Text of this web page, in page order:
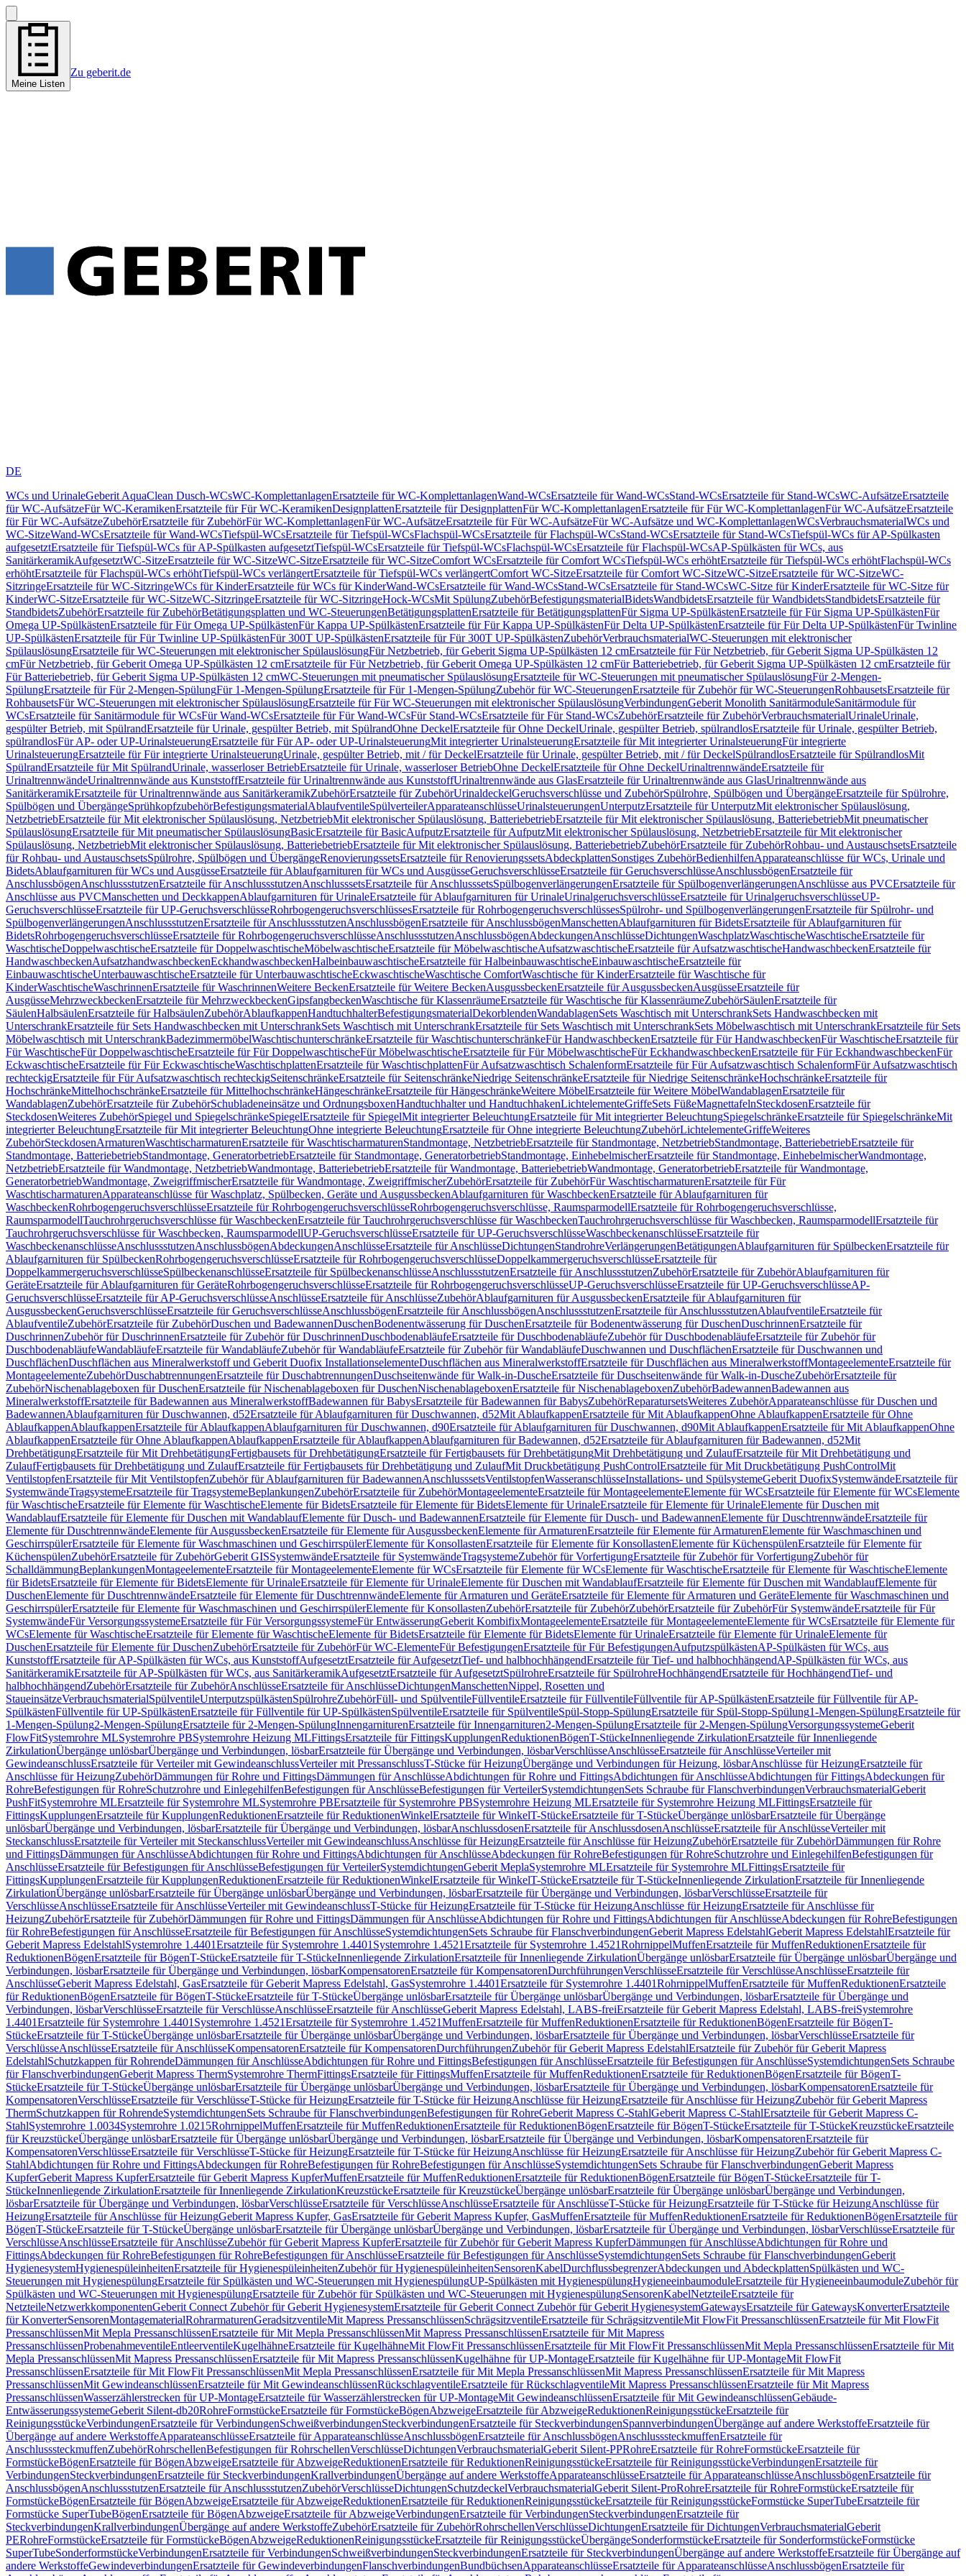
Meine Listen
Zu geberit.de
DE
WCs und UrinaleGeberit AquaClean Dusch-WCsWC-KomplettanlagenErsatzteile für WC-KomplettanlagenWand-WCsErsatzteile für Wand-WCsStand-WCsErsatzteile für Stand-WCsWC-AufsätzeErsatzteile
für WC-AufsätzeFür WC-KeramikenErsatzteile für Für WC-KeramikenDesignplattenErsatzteile für DesignplattenFür WC-KomplettanlagenErsatzteile für Für WC-KomplettanlagenFür WC-AufsätzeErsatzteile
für Für WC-AufsätzeZubehörErsatzteile für ZubehörFür WC-KomplettanlagenFür WC-AufsätzeErsatzteile für Für WC-AufsätzeFür WC-Aufsätze und WC-KomplettanlagenWCsVerbrauchsmaterialWCs und
WC-SitzeWand-WCsErsatzteile für Wand-WCsTiefspül-WCsErsatzteile für Tiefspül-WCsFlachspül-WCsErsatzteile für Flachspül-WCsStand-WCsErsatzteile für Stand-WCsTiefspül-WCs für AP-Spülkasten
aufgesetztErsatzteile für Tiefspül-WCs für AP-Spülkasten aufgesetztTiefspül-WCsErsatzteile für Tiefspül-WCsFlachspül-WCsErsatzteile für Flachspül-WCsAP-Spülkästen für WCs, aus
SanitärkeramikAufgesetztWC-SitzeErsatzteile für WC-SitzeWC-SitzeErsatzteile für WC-SitzeComfort WCsErsatzteile für Comfort WCsTiefspül-WCs erhöhtErsatzteile für Tiefspül-WCs erhöhtFlachspül-WCs
erhöhtErsatzteile für Flachspül-WCs erhöhtTiefspül-WCs verlängertErsatzteile für Tiefspül-WCs verlängertComfort WC-SitzeErsatzteile für Comfort WC-SitzeWC-SitzeErsatzteile für WC-SitzeWC-
SitzringeErsatzteile für WC-SitzringeWCs für KinderErsatzteile für WCs für KinderWand-WCsErsatzteile für Wand-WCsStand-WCsErsatzteile für Stand-WCsWC-Sitze für KinderErsatzteile für WC-Sitze für
KinderWC-SitzeErsatzteile für WC-SitzeWC-SitzringeErsatzteile für WC-SitzringeHock-WCsMit SpülungZubehörBefestigungsmaterialBidetsWandbidetsErsatzteile für WandbidetsStandbidetsErsatzteile für
StandbidetsZubehörErsatzteile für ZubehörBetätigungsplatten und WC-SteuerungenBetätigungsplattenErsatzteile für BetätigungsplattenFür Sigma UP-SpülkästenErsatzteile für Für Sigma UP-SpülkästenFür
Omega UP-SpülkästenErsatzteile für Für Omega UP-SpülkästenFür Kappa UP-SpülkästenErsatzteile für Für Kappa UP-SpülkästenFür Delta UP-SpülkästenErsatzteile für Für Delta UP-SpülkästenFür Twinline
UP-SpülkästenErsatzteile für Für Twinline UP-SpülkästenFür 300T UP-SpülkästenErsatzteile für Für 300T UP-SpülkästenZubehörVerbrauchsmaterialWC-Steuerungen mit elektronischer
SpülauslösungErsatzteile für WC-Steuerungen mit elektronischer SpülauslösungFür Netzbetrieb, für Geberit Sigma UP-Spülkästen 12 cmErsatzteile für Für Netzbetrieb, für Geberit Sigma UP-Spülkästen 12
cmFür Netzbetrieb, für Geberit Omega UP-Spülkästen 12 cmErsatzteile für Für Netzbetrieb, für Geberit Omega UP-Spülkästen 12 cmFür Batteriebetrieb, für Geberit Sigma UP-Spülkästen 12 cmErsatzteile für
Für Batteriebetrieb, für Geberit Sigma UP-Spülkästen 12 cmWC-Steuerungen mit pneumatischer SpülauslösungErsatzteile für WC-Steuerungen mit pneumatischer SpülauslösungFür 2-Mengen-
SpülungErsatzteile für Für 2-Mengen-SpülungFür 1-Mengen-SpülungErsatzteile für Für 1-Mengen-SpülungZubehör für WC-SteuerungenErsatzteile für Zubehör für WC-SteuerungenRohbausetsErsatzteile für
RohbausetsFür WC-Steuerungen mit elektronischer SpülauslösungErsatzteile für Für WC-Steuerungen mit elektronischer SpülauslösungVerbindungenGeberit Monolith SanitärmoduleSanitärmodule für
WCsErsatzteile für Sanitärmodule für WCsFür Wand-WCsErsatzteile für Für Wand-WCsFür Stand-WCsErsatzteile für Für Stand-WCsZubehörErsatzteile für ZubehörVerbrauchsmaterialUrinaleUrinale,
gespülter Betrieb, mit SpülrandErsatzteile für Urinale, gespülter Betrieb, mit SpülrandOhne DeckelErsatzteile für Ohne DeckelUrinale, gespülter Betrieb, spülrandlosErsatzteile für Urinale, gespülter Betrieb,
spülrandlosFür AP- oder UP-UrinalsteuerungErsatzteile für Für AP- oder UP-UrinalsteuerungMit integrierter UrinalsteuerungErsatzteile für Mit integrierter UrinalsteuerungFür integrierte
UrinalsteuerungErsatzteile für Für integrierte UrinalsteuerungUrinale, gespülter Betrieb, mit / für DeckelErsatzteile für Urinale, gespülter Betrieb, mit / für DeckelSpülrandlosErsatzteile für SpülrandlosMit
SpülrandErsatzteile für Mit SpülrandUrinale, wasserloser BetriebErsatzteile für Urinale, wasserloser BetriebOhne DeckelErsatzteile für Ohne DeckelUrinaltrennwändeErsatzteile für
UrinaltrennwändeUrinaltrennwände aus KunststoffErsatzteile für Urinaltrennwände aus KunststoffUrinaltrennwände aus GlasErsatzteile für Urinaltrennwände aus GlasUrinaltrennwände aus
SanitärkeramikErsatzteile für Urinaltrennwände aus SanitärkeramikZubehörErsatzteile für ZubehörUrinaldeckelGeruchsverschlüsse und ZubehörSpülrohre, Spülbögen und ÜbergängeErsatzteile für Spülrohre,
Spülbögen und ÜbergängeSprühkopfzubehörBefestigungsmaterialAblaufventileSpülverteilerApparateanschlüsseUrinalsteuerungenUnterputzErsatzteile für UnterputzMit elektronischer Spülauslösung,
NetzbetriebErsatzteile für Mit elektronischer Spülauslösung, NetzbetriebMit elektronischer Spülauslösung, BatteriebetriebErsatzteile für Mit elektronischer Spülauslösung, BatteriebetriebMit pneumatischer
SpülauslösungErsatzteile für Mit pneumatischer SpülauslösungBasicErsatzteile für BasicAufputzErsatzteile für AufputzMit elektronischer Spülauslösung, NetzbetriebErsatzteile für Mit elektronischer
Spülauslösung, NetzbetriebMit elektronischer Spülauslösung, BatteriebetriebErsatzteile für Mit elektronischer Spülauslösung, BatteriebetriebZubehörErsatzteile für ZubehörRohbau- und AustauschsetsErsatzteile
für Rohbau- und AustauschsetsSpülrohre, Spülbögen und ÜbergängeRenovierungssetsErsatzteile für RenovierungssetsAbdeckplattenSonstiges ZubehörBedienhilfenApparateanschlüsse für WCs, Urinale und
BidetsAblaufgarnituren für WCs und AusgüsseErsatzteile für Ablaufgarnituren für WCs und AusgüsseGeruchsverschlüsseErsatzteile für GeruchsverschlüsseAnschlussbögenErsatzteile für
AnschlussbögenAnschlussstutzenErsatzteile für AnschlussstutzenAnschlusssetsErsatzteile für AnschlusssetsSpülbogenverlängerungenErsatzteile für SpülbogenverlängerungenAnschlüsse aus PVCErsatzteile für
Anschlüsse aus PVCManschetten und DeckkappenAblaufgarnituren für UrinaleErsatzteile für Ablaufgarnituren für UrinaleUrinalgeruchsverschlüsseErsatzteile für UrinalgeruchsverschlüsseUP-
GeruchsverschlüsseErsatzteile für UP-GeruchsverschlüsseRohrbogengeruchsverschlüssesErsatzteile für RohrbogengeruchsverschlüssesSpülrohr- und SpülbogenverlängerungenErsatzteile für Spülrohr- und
SpülbogenverlängerungenAnschlussstutzenErsatzteile für AnschlussstutzenAnschlussbögenErsatzteile für AnschlussbögenManschettenAblaufgarnituren für BidetsErsatzteile für Ablaufgarnituren für
BidetsRohrbogengeruchsverschlüsseErsatzteile für RohrbogengeruchsverschlüsseAnschlussstutzenAnschlussbögenAbdeckungenAnschlüsseDichtungenWaschplatzWaschtischeWaschtischeErsatzteile für
WaschtischeDoppelwaschtischeErsatzteile für DoppelwaschtischeMöbelwaschtischeErsatzteile für MöbelwaschtischeAufsatzwaschtischeErsatzteile für AufsatzwaschtischeHandwaschbeckenErsatzteile für
HandwaschbeckenAufsatzhandwaschbeckenEckhandwaschbeckenHalbeinbauwaschtischeErsatzteile für HalbeinbauwaschtischeEinbauwaschtischeErsatzteile für
EinbauwaschtischeUnterbauwaschtischeErsatzteile für UnterbauwaschtischeEckwaschtischeWaschtische ComfortWaschtische für KinderErsatzteile für Waschtische für
KinderWaschtischeWaschrinnenErsatzteile für WaschrinnenWeitere BeckenErsatzteile für Weitere BeckenAusgussbeckenErsatzteile für AusgussbeckenAusgüsseErsatzteile für
AusgüsseMehrzweckbeckenErsatzteile für MehrzweckbeckenGipsfangbeckenWaschtische für KlassenräumeErsatzteile für Waschtische für KlassenräumeZubehörSäulenErsatzteile für
SäulenHalbsäulenErsatzteile für HalbsäulenZubehörAblaufkappenHandtuchhalterBefestigungsmaterialDekorblendenWandablagenSets Waschtisch mit UnterschrankSets Handwaschbecken mit
UnterschrankErsatzteile für Sets Handwaschbecken mit UnterschrankSets Waschtisch mit UnterschrankErsatzteile für Sets Waschtisch mit UnterschrankSets Möbelwaschtisch mit UnterschrankErsatzteile für Sets
Möbelwaschtisch mit UnterschrankBadezimmermöbelWaschtischunterschränkeErsatzteile für WaschtischunterschränkeFür HandwaschbeckenErsatzteile für Für HandwaschbeckenFür WaschtischeErsatzteile für
Für WaschtischeFür DoppelwaschtischeErsatzteile für Für DoppelwaschtischeFür MöbelwaschtischeErsatzteile für Für MöbelwaschtischeFür EckhandwaschbeckenErsatzteile für Für EckhandwaschbeckenFür
EckwaschtischeErsatzteile für Für EckwaschtischeWaschtischplattenErsatzteile für WaschtischplattenFür Aufsatzwaschtisch SchalenformErsatzteile für Für Aufsatzwaschtisch SchalenformFür Aufsatzwaschtisch
rechteckigErsatzteile für Für Aufsatzwaschtisch rechteckigSeitenschränkeErsatzteile für SeitenschränkeNiedrige SeitenschränkeErsatzteile für Niedrige SeitenschränkeHochschränkeErsatzteile für
HochschränkeMittelhochschränkeErsatzteile für MittelhochschränkeHängeschränkeErsatzteile für HängeschränkeWeitere MöbelErsatzteile für Weitere MöbelWandablagenErsatzteile für
WandablagenZubehörErsatzteile für ZubehörSchubladeneinsätze und OrdnungsboxenHandtuchhalter und HandtuchhakenLichtelementeGriffeSets FüßeMagnettafelnSteckdosenErsatzteile für
SteckdosenWeiteres ZubehörSpiegel und SpiegelschränkeSpiegelErsatzteile für SpiegelMit integrierter BeleuchtungErsatzteile für Mit integrierter BeleuchtungSpiegelschränkeErsatzteile für SpiegelschränkeMit
integrierter BeleuchtungErsatzteile für Mit integrierter BeleuchtungOhne integrierte BeleuchtungErsatzteile für Ohne integrierte BeleuchtungZubehörLichtelementeGriffeWeiteres
ZubehörSteckdosenArmaturenWaschtischarmaturenErsatzteile für WaschtischarmaturenStandmontage, NetzbetriebErsatzteile für Standmontage, NetzbetriebStandmontage, BatteriebetriebErsatzteile für
Standmontage, BatteriebetriebStandmontage, GeneratorbetriebErsatzteile für Standmontage, GeneratorbetriebStandmontage, EinhebelmischerErsatzteile für Standmontage, EinhebelmischerWandmontage,
NetzbetriebErsatzteile für Wandmontage, NetzbetriebWandmontage, BatteriebetriebErsatzteile für Wandmontage, BatteriebetriebWandmontage, GeneratorbetriebErsatzteile für Wandmontage,
GeneratorbetriebWandmontage, ZweigriffmischerErsatzteile für Wandmontage, ZweigriffmischerZubehörErsatzteile für ZubehörFür WaschtischarmaturenErsatzteile für Für
WaschtischarmaturenApparateanschlüsse für Waschplatz, Spülbecken, Geräte und AusgussbeckenAblaufgarnituren für WaschbeckenErsatzteile für Ablaufgarnituren für
WaschbeckenRohrbogengeruchsverschlüsseErsatzteile für RohrbogengeruchsverschlüsseRohrbogengeruchsverschlüsse, RaumsparmodellErsatzteile für Rohrbogengeruchsverschlüsse,
RaumsparmodellTauchrohrgeruchsverschlüsse für WaschbeckenErsatzteile für Tauchrohrgeruchsverschlüsse für WaschbeckenTauchrohrgeruchsverschlüsse für Waschbecken, RaumsparmodellErsatzteile für
Tauchrohrgeruchsverschlüsse für Waschbecken, RaumsparmodellUP-GeruchsverschlüsseErsatzteile für UP-GeruchsverschlüsseWaschbeckenanschlüsseErsatzteile für
WaschbeckenanschlüsseAnschlussstutzenAnschlussbögenAbdeckungenAnschlüsseErsatzteile für AnschlüsseDichtungenStandrohreVerlängerungenBetätigungenAblaufgarnituren für SpülbeckenErsatzteile für
Ablaufgarnituren für SpülbeckenRohrbogengeruchsverschlüsseErsatzteile für RohrbogengeruchsverschlüsseDoppelkammergeruchsverschlüsseErsatzteile für
DoppelkammergeruchsverschlüsseSpülbeckenanschlüsseErsatzteile für SpülbeckenanschlüsseAnschlussstutzenErsatzteile für AnschlussstutzenZubehörErsatzteile für ZubehörAblaufgarnituren für
GeräteErsatzteile für Ablaufgarnituren für GeräteRohrbogengeruchsverschlüsseErsatzteile für RohrbogengeruchsverschlüsseUP-GeruchsverschlüsseErsatzteile für UP-GeruchsverschlüsseAP-
GeruchsverschlüsseErsatzteile für AP-GeruchsverschlüsseAnschlüsseErsatzteile für AnschlüsseZubehörAblaufgarnituren für AusgussbeckenErsatzteile für Ablaufgarnituren für
AusgussbeckenGeruchsverschlüsseErsatzteile für GeruchsverschlüsseAnschlussbögenErsatzteile für AnschlussbögenAnschlussstutzenErsatzteile für AnschlussstutzenAblaufventileErsatzteile für
AblaufventileZubehörErsatzteile für ZubehörDuschen und BadewannenDuschenBodenentwässerung für DuschenErsatzteile für Bodenentwässerung für DuschenDuschrinnenErsatzteile für
DuschrinnenZubehör für DuschrinnenErsatzteile für Zubehör für DuschrinnenDuschbodenabläufeErsatzteile für DuschbodenabläufeZubehör für DuschbodenabläufeErsatzteile für Zubehör für
DuschbodenabläufeWandabläufeErsatzteile für WandabläufeZubehör für WandabläufeErsatzteile für Zubehör für WandabläufeDuschwannen und DuschflächenErsatzteile für Duschwannen und
DuschflächenDuschflächen aus Mineralwerkstoff und Geberit Duofix InstallationselementeDuschflächen aus MineralwerkstoffErsatzteile für Duschflächen aus MineralwerkstoffMontageelementeErsatzteile für
MontageelementeZubehörDuschabtrennungenErsatzteile für DuschabtrennungenDuschseitenwände für Walk-in-DuscheErsatzteile für Duschseitenwände für Walk-in-DuscheZubehörErsatzteile für
ZubehörNischenablageboxen für DuschenErsatzteile für Nischenablageboxen für DuschenNischenablageboxenErsatzteile für NischenablageboxenZubehörBadewannenBadewannen aus
MineralwerkstoffErsatzteile für Badewannen aus MineralwerkstoffBadewannen für BabysErsatzteile für Badewannen für BabysZubehörReparatursetsWeiteres ZubehörApparateanschlüsse für Duschen und
BadewannenAblaufgarnituren für Duschwannen, d52Ersatzteile für Ablaufgarnituren für Duschwannen, d52Mit AblaufkappenErsatzteile für Mit AblaufkappenOhne AblaufkappenErsatzteile für Ohne
AblaufkappenAblaufkappenErsatzteile für AblaufkappenAblaufgarnituren für Duschwannen, d90Ersatzteile für Ablaufgarnituren für Duschwannen, d90Mit AblaufkappenErsatzteile für Mit AblaufkappenOhne
AblaufkappenErsatzteile für Ohne AblaufkappenAblaufkappenErsatzteile für AblaufkappenAblaufgarnituren für Badewannen, d52Ersatzteile für Ablaufgarnituren für Badewannen, d52Mit
DrehbetätigungErsatzteile für Mit DrehbetätigungFertigbausets für DrehbetätigungErsatzteile für Fertigbausets für DrehbetätigungMit Drehbetätigung und ZulaufErsatzteile für Mit Drehbetätigung und
ZulaufFertigbausets für Drehbetätigung und ZulaufErsatzteile für Fertigbausets für Drehbetätigung und ZulaufMit Druckbetätigung PushControlErsatzteile für Mit Druckbetätigung PushControlMit
VentilstopfenErsatzteile für Mit VentilstopfenZubehör für Ablaufgarnituren für BadewannenAnschlusssetsVentilstopfenWasseranschlüsseInstallations- und SpülsystemeGeberit DuofixSystemwändeErsatzteile für
SystemwändeTragsystemeErsatzteile für TragsystemeBeplankungenZubehörErsatzteile für ZubehörMontageelementeErsatzteile für MontageelementeElemente für WCsErsatzteile für Elemente für WCsElemente
für WaschtischeErsatzteile für Elemente für WaschtischeElemente für BidetsErsatzteile für Elemente für BidetsElemente für UrinaleErsatzteile für Elemente für UrinaleElemente für Duschen mit
WandablaufErsatzteile für Elemente für Duschen mit WandablaufElemente für Dusch- und BadewannenErsatzteile für Elemente für Dusch- und BadewannenElemente für DuschtrennwändeErsatzteile für
Elemente für DuschtrennwändeElemente für AusgussbeckenErsatzteile für Elemente für AusgussbeckenElemente für ArmaturenErsatzteile für Elemente für ArmaturenElemente für Waschmaschinen und
GeschirrspülerErsatzteile für Elemente für Waschmaschinen und GeschirrspülerElemente für KonsollastenErsatzteile für Elemente für KonsollastenElemente für KüchenspülenErsatzteile für Elemente für
KüchenspülenZubehörErsatzteile für ZubehörGeberit GISSystemwändeErsatzteile für SystemwändeTragsystemeZubehör für VorfertigungErsatzteile für Zubehör für VorfertigungZubehör für
SchalldämmungBeplankungenMontageelementeErsatzteile für MontageelementeElemente für WCsErsatzteile für Elemente für WCsElemente für WaschtischeErsatzteile für Elemente für WaschtischeElemente
für BidetsErsatzteile für Elemente für BidetsElemente für UrinaleErsatzteile für Elemente für UrinaleElemente für Duschen mit WandablaufErsatzteile für Elemente für Duschen mit WandablaufElemente für
DuschenElemente für DuschtrennwändeErsatzteile für Elemente für DuschtrennwändeElemente für Armaturen und GeräteErsatzteile für Elemente für Armaturen und GeräteElemente für Waschmaschinen und
GeschirrspülerErsatzteile für Elemente für Waschmaschinen und GeschirrspülerElemente für KonsollastenZubehörErsatzteile für ZubehörZubehörErsatzteile für ZubehörFür SystemwändeErsatzteile für Für
SystemwändeFür VersorgungssystemeErsatzteile für Für VersorgungssystemeFür EntwässerungGeberit KombifixMontageelementeErsatzteile für MontageelementeElemente für WCsErsatzteile für Elemente für
WCsElemente für WaschtischeErsatzteile für Elemente für WaschtischeElemente für BidetsErsatzteile für Elemente für BidetsElemente für UrinaleErsatzteile für Elemente für UrinaleElemente für
DuschenErsatzteile für Elemente für DuschenZubehörErsatzteile für ZubehörFür WC-ElementeFür BefestigungenErsatzteile für Für BefestigungenAufputzspülkästenAP-Spülkästen für WCs, aus
KunststoffErsatzteile für AP-Spülkästen für WCs, aus KunststoffAufgesetztErsatzteile für AufgesetztTief- und halbhochhängendErsatzteile für Tief- und halbhochhängendAP-Spülkästen für WCs, aus
SanitärkeramikErsatzteile für AP-Spülkästen für WCs, aus SanitärkeramikAufgesetztErsatzteile für AufgesetztSpülrohreErsatzteile für SpülrohreHochhängendErsatzteile für HochhängendTief- und
halbhochhängendZubehörErsatzteile für ZubehörAnschlüsseErsatzteile für AnschlüsseDichtungenManschettenNippel, Rosetten und
StaueinsätzeVerbrauchsmaterialSpülventileUnterputzspülkästenSpülrohreZubehörFüll- und SpülventileFüllventileErsatzteile für FüllventileFüllventile für AP-SpülkästenErsatzteile für Füllventile für AP-
SpülkästenFüllventile für UP-SpülkästenErsatzteile für Füllventile für UP-SpülkästenSpülventileErsatzteile für SpülventileSpül-Stopp-SpülungErsatzteile für Spül-Stopp-Spülung1-Mengen-SpülungErsatzteile für
1-Mengen-Spülung2-Mengen-SpülungErsatzteile für 2-Mengen-SpülungInnengarniturenErsatzteile für Innengarnituren2-Mengen-SpülungErsatzteile für 2-Mengen-SpülungVersorgungssystemeGeberit
FlowFitSystemrohre MLSystemrohre PBSystemrohre Heizung MLFittingsErsatzteile für FittingsKupplungenReduktionenBögenT-StückeInnenliegende ZirkulationErsatzteile für Innenliegende
ZirkulationÜbergänge unlösbarÜbergänge und Verbindungen, lösbarErsatzteile für Übergänge und Verbindungen, lösbarVerschlüsseAnschlüsseErsatzteile für AnschlüsseVerteiler mit
GewindeanschlussErsatzteile für Verteiler mit GewindeanschlussVerteiler mit PressanschlussT-Stücke für HeizungÜbergänge und Verbindungen für Heizung, lösbarAnschlüsse für HeizungErsatzteile für
Anschlüsse für HeizungZubehörDämmungen für Rohre und FittingsDämmungen für AnschlüsseAbdichtungen für Rohre und FittingsAbdichtungen für AnschlüsseAbdichtungen für FittingsAbdeckungen für
RohreBefestigungen für RohreSchutzrohre und EinlegehilfenBefestigungen für AnschlüsseBefestigungen für VerteilerSystemdichtungenSets Schraube für FlanschverbindungenVerbrauchsmaterialGeberit
PushFitSystemrohre MLErsatzteile für Systemrohre MLSystemrohre PBErsatzteile für Systemrohre PBSystemrohre Heizung MLErsatzteile für Systemrohre Heizung MLFittingsErsatzteile für
FittingsKupplungenErsatzteile für KupplungenReduktionenErsatzteile für ReduktionenWinkelErsatzteile für WinkelT-StückeErsatzteile für T-StückeÜbergänge unlösbarErsatzteile für Übergänge
unlösbarÜbergänge und Verbindungen, lösbarErsatzteile für Übergänge und Verbindungen, lösbarAnschlussdosenErsatzteile für AnschlussdosenAnschlüsseErsatzteile für AnschlüsseVerteiler mit
SteckanschlussErsatzteile für Verteiler mit SteckanschlussVerteiler mit GewindeanschlussAnschlüsse für HeizungErsatzteile für Anschlüsse für HeizungZubehörErsatzteile für ZubehörDämmungen für Rohre
und FittingsDämmungen für AnschlüsseAbdichtungen für Rohre und FittingsAbdichtungen für AnschlüsseAbdeckungen für RohreBefestigungen für RohreSchutzrohre und EinlegehilfenBefestigungen für
AnschlüsseErsatzteile für Befestigungen für AnschlüsseBefestigungen für VerteilerSystemdichtungenGeberit MeplaSystemrohre MLErsatzteile für Systemrohre MLFittingsErsatzteile für
FittingsKupplungenErsatzteile für KupplungenReduktionenErsatzteile für ReduktionenWinkelErsatzteile für WinkelT-StückeErsatzteile für T-StückeInnenliegende ZirkulationErsatzteile für Innenliegende
ZirkulationÜbergänge unlösbarErsatzteile für Übergänge unlösbarÜbergänge und Verbindungen, lösbarErsatzteile für Übergänge und Verbindungen, lösbarVerschlüsseErsatzteile für
VerschlüsseAnschlüsseErsatzteile für AnschlüsseVerteiler mit GewindeanschlussT-Stücke für HeizungErsatzteile für T-Stücke für HeizungAnschlüsse für HeizungErsatzteile für Anschlüsse für
HeizungZubehörErsatzteile für ZubehörDämmungen für Rohre und FittingsDämmungen für AnschlüsseAbdichtungen für Rohre und FittingsAbdichtungen für AnschlüsseAbdeckungen für RohreBefestigungen
für RohreBefestigungen für AnschlüsseErsatzteile für Befestigungen für AnschlüsseSystemdichtungenSets Schraube für FlanschverbindungenGeberit Mapress EdelstahlGeberit Mapress EdelstahlErsatzteile für
Geberit Mapress EdelstahlSystemrohre 1.4401Ersatzteile für Systemrohre 1.4401 Systemrohre 1.4521Ersatzteile für Systemrohre 1.4521RohrnippelMuffenErsatzteile für MuffenReduktionenErsatzteile für
ReduktionenBögenErsatzteile für BögenT-StückeErsatzteile für T-StückeInnenliegende ZirkulationErsatzteile für Innenliegende ZirkulationÜbergänge unlösbarErsatzteile für Übergänge unlösbarÜbergänge und
Verbindungen, lösbarErsatzteile für Übergänge und Verbindungen, lösbarKompensatorenErsatzteile für KompensatorenDurchführungenVerschlüsseErsatzteile für VerschlüsseAnschlüsseErsatzteile für
AnschlüsseGeberit Mapress Edelstahl, GasErsatzteile für Geberit Mapress Edelstahl, GasSystemrohre 1.4401Ersatzteile für Systemrohre 1.4401RohrnippelMuffenErsatzteile für MuffenReduktionenErsatzteile
für ReduktionenBögenErsatzteile für BögenT-StückeErsatzteile für T-StückeÜbergänge unlösbarErsatzteile für Übergänge unlösbarÜbergänge und Verbindungen, lösbarErsatzteile für Übergänge und
Verbindungen, lösbarVerschlüsseErsatzteile für VerschlüsseAnschlüsseErsatzteile für AnschlüsseGeberit Mapress Edelstahl, LABS-freiErsatzteile für Geberit Mapress Edelstahl, LABS-freiSystemrohre
1.4401Ersatzteile für Systemrohre 1.4401 Systemrohre 1.4521Ersatzteile für Systemrohre 1.4521MuffenErsatzteile für MuffenReduktionenErsatzteile für ReduktionenBögenErsatzteile für BögenT-
StückeErsatzteile für T-StückeÜbergänge unlösbarErsatzteile für Übergänge unlösbarÜbergänge und Verbindungen, lösbarErsatzteile für Übergänge und Verbindungen, lösbarVerschlüsseErsatzteile für
VerschlüsseAnschlüsseErsatzteile für AnschlüsseKompensatorenErsatzteile für KompensatorenDurchführungenZubehör für Geberit Mapress EdelstahlErsatzteile für Zubehör für Geberit Mapress
EdelstahlSchutzkappen für RohrendeDämmungen für AnschlüsseAbdichtungen für Rohre und FittingsBefestigungen für AnschlüsseErsatzteile für Befestigungen für AnschlüsseSystemdichtungenSets Schraube
für FlanschverbindungenGeberit Mapress ThermSystemrohre ThermFittingsErsatzteile für FittingsMuffenErsatzteile für MuffenReduktionenErsatzteile für ReduktionenBögenErsatzteile für BögenT-
StückeErsatzteile für T-StückeÜbergänge unlösbarErsatzteile für Übergänge unlösbarÜbergänge und Verbindungen, lösbarErsatzteile für Übergänge und Verbindungen, lösbarKompensatorenErsatzteile für
KompensatorenVerschlüsseErsatzteile für VerschlüsseT-Stücke für HeizungErsatzteile für T-Stücke für HeizungAnschlüsse für HeizungErsatzteile für Anschlüsse für HeizungZubehör für Geberit Mapress
ThermSchutzkappen für RohrendeSystemdichtungenSets Schraube für FlanschverbindungenBefestigungen für RohreGeberit Mapress C-StahlGeberit Mapress C-StahlErsatzteile für Geberit Mapress C-
StahlSystemrohre 1.0034Systemrohre 1.0215RohrnippelMuffenErsatzteile für MuffenReduktionenErsatzteile für ReduktionenBögenErsatzteile für BögenT-StückeErsatzteile für T-StückeKreuzstückeErsatzteile
für KreuzstückeÜbergänge unlösbarErsatzteile für Übergänge unlösbarÜbergänge und Verbindungen, lösbarErsatzteile für Übergänge und Verbindungen, lösbarKompensatorenErsatzteile für
KompensatorenVerschlüsseErsatzteile für VerschlüsseT-Stücke für HeizungErsatzteile für T-Stücke für HeizungAnschlüsse für HeizungErsatzteile für Anschlüsse für HeizungZubehör für Geberit Mapress C-
StahlAbdichtungen für Rohre und FittingsAbdeckungen für RohreBefestigungen für RohreBefestigungen für AnschlüsseSystemdichtungenSets Schraube für FlanschverbindungenGeberit Mapress
KupferGeberit Mapress KupferErsatzteile für Geberit Mapress KupferMuffenErsatzteile für MuffenReduktionenErsatzteile für ReduktionenBögenErsatzteile für BögenT-StückeErsatzteile für T-
StückeInnenliegende ZirkulationErsatzteile für Innenliegende ZirkulationKreuzstückeErsatzteile für KreuzstückeÜbergänge unlösbarErsatzteile für Übergänge unlösbarÜbergänge und Verbindungen,
lösbarErsatzteile für Übergänge und Verbindungen, lösbarVerschlüsseErsatzteile für VerschlüsseAnschlüsseErsatzteile für AnschlüsseT-Stücke für HeizungErsatzteile für T-Stücke für HeizungAnschlüsse für
HeizungErsatzteile für Anschlüsse für HeizungGeberit Mapress Kupfer, GasErsatzteile für Geberit Mapress Kupfer, GasMuffenErsatzteile für MuffenReduktionenErsatzteile für ReduktionenBögenErsatzteile für
BögenT-StückeErsatzteile für T-StückeÜbergänge unlösbarErsatzteile für Übergänge unlösbarÜbergänge und Verbindungen, lösbarErsatzteile für Übergänge und Verbindungen, lösbarVerschlüsseErsatzteile für
VerschlüsseAnschlüsseErsatzteile für AnschlüsseZubehör für Geberit Mapress KupferErsatzteile für Zubehör für Geberit Mapress KupferDämmungen für AnschlüsseAbdichtungen für Rohre und
FittingsAbdeckungen für RohreBefestigungen für RohreBefestigungen für AnschlüsseErsatzteile für Befestigungen für AnschlüsseSystemdichtungenSets Schraube für FlanschverbindungenGeberit
HygienesystemHygienespüleinheitenErsatzteile für HygienespüleinheitenZubehör für HygienespüleinheitenSensorenKabelDurchflussbegrenzerAbdeckungen und AbdeckplattenSpülkästen und WC-
Steuerungen mit HygienespülungErsatzteile für Spülkästen und WC-Steuerungen mit HygienespülungUP-Spülkästen mit HygienespülungHygieneeinbaumoduleErsatzteile für HygieneeinbaumoduleZubehör für
Spülkästen und WC-Steuerungen mit HygienespülungErsatzteile für Zubehör für Spülkästen und WC-Steuerungen mit HygienespülungSensorenKabelNetzteileErsatzteile für
NetzteileNetzwerkkomponentenGeberit Connect Zubehör für Geberit HygienesystemErsatzteile für Geberit Connect Zubehör für Geberit HygienesystemGatewaysErsatzteile für GatewaysKonverterErsatzteile
für KonverterSensorenMontagematerialRohrarmaturenGeradsitzventileMit Mapress PressanschlüssenSchrägsitzventileErsatzteile für SchrägsitzventileMit FlowFit PressanschlüssenErsatzteile für Mit FlowFit
PressanschlüssenMit Mepla PressanschlüssenErsatzteile für Mit Mepla PressanschlüssenMit Mapress PressanschlüssenErsatzteile für Mit Mapress
PressanschlüssenProbenahmeventileEntleerventileKugelhähneErsatzteile für KugelhähneMit FlowFit PressanschlüssenErsatzteile für Mit FlowFit PressanschlüssenMit Mepla PressanschlüssenErsatzteile für Mit
Mepla PressanschlüssenMit Mapress PressanschlüssenErsatzteile für Mit Mapress PressanschlüssenKugelhähne für UP-MontageErsatzteile für Kugelhähne für UP-MontageMit FlowFit
PressanschlüssenErsatzteile für Mit FlowFit PressanschlüssenMit Mepla PressanschlüssenErsatzteile für Mit Mepla PressanschlüssenMit Mapress PressanschlüssenErsatzteile für Mit Mapress
PressanschlüssenMit GewindeanschlüssenErsatzteile für Mit GewindeanschlüssenRückschlagventileErsatzteile für RückschlagventileMit Mapress PressanschlüssenErsatzteile für Mit Mapress
PressanschlüssenWasserzählerstrecken für UP-MontageErsatzteile für Wasserzählerstrecken für UP-MontageMit GewindeanschlüssenErsatzteile für Mit GewindeanschlüssenGebäude-
EntwässerungssystemeGeberit Silent-db20RohreFormstückeErsatzteile für FormstückeBögenAbzweigeErsatzteile für AbzweigeReduktionenReinigungsstückeErsatzteile für
ReinigungsstückeVerbindungenErsatzteile für VerbindungenSchweißverbindungenSteckverbindungenErsatzteile für SteckverbindungenSpannverbindungenÜbergänge auf andere WerkstoffeErsatzteile für
Übergänge auf andere WerkstoffeApparateanschlüsseErsatzteile für ApparateanschlüsseAnschlussbögenErsatzteile für AnschlussbögenAnschlusssteckmuffenErsatzteile für
AnschlusssteckmuffenZubehörRohrschellenBefestigungen für RohrschellenVerschlüsseDichtungenVerbrauchsmaterialGeberit Silent-PPRohreErsatzteile für RohreFormstückeErsatzteile für
FormstückeBögenErsatzteile für BögenAbzweigeErsatzteile für AbzweigeReduktionenErsatzteile für ReduktionenReinigungsstückeErsatzteile für ReinigungsstückeVerbindungenErsatzteile für
VerbindungenSteckverbindungenErsatzteile für SteckverbindungenKrallverbindungenÜbergänge auf andere WerkstoffeApparateanschlüsseErsatzteile für ApparateanschlüsseAnschlussbögenErsatzteile für
AnschlussbögenAnschlussstutzenErsatzteile für AnschlussstutzenZubehörVerschlüsseDichtungenSchutzdeckelVerbrauchsmaterialGeberit Silent-ProRohreErsatzteile für RohreFormstückeErsatzteile für
FormstückeBögenErsatzteile für BögenAbzweigeErsatzteile für AbzweigeReduktionenErsatzteile für ReduktionenReinigungsstückeErsatzteile für ReinigungsstückeFormstücke SuperTubeErsatzteile für
Formstücke SuperTubeBögenErsatzteile für BögenAbzweigeErsatzteile für AbzweigeVerbindungenErsatzteile für VerbindungenSteckverbindungenErsatzteile für
SteckverbindungenKrallverbindungenÜbergänge auf andere WerkstoffeZubehörErsatzteile für ZubehörRohrschellenVerschlüsseDichtungenErsatzteile für DichtungenVerbrauchsmaterialGeberit
PERohreFormstückeErsatzteile für FormstückeBögenAbzweigeReduktionenReinigungsstückeErsatzteile für ReinigungsstückeÜbergängeSonderformstückeErsatzteile für SonderformstückeFormstücke
SuperTubeSonderformstückeVerbindungenErsatzteile für VerbindungenSchweißverbindungenSteckverbindungenErsatzteile für SteckverbindungenÜbergänge auf andere WerkstoffeErsatzteile für Übergänge auf
andere WerkstoffeGewindeverbindungenErsatzteile für GewindeverbindungenFlanschverbindungenBundbüchsenApparateanschlüsseErsatzteile für ApparateanschlüsseAnschlussbögenErsatzteile für